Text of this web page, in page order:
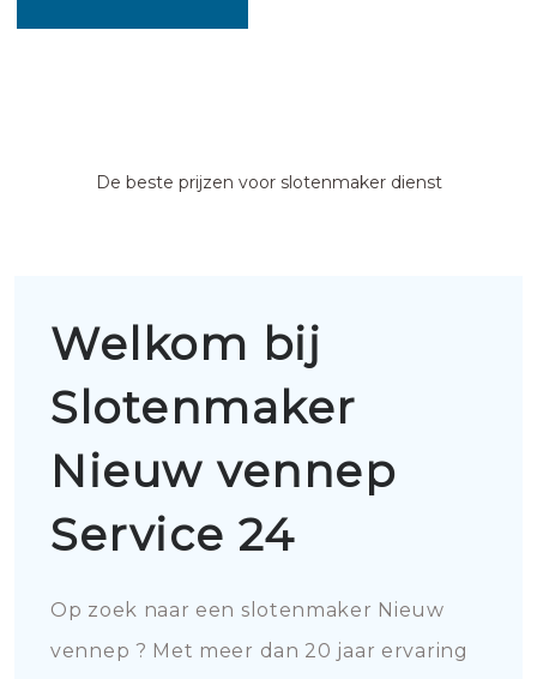
De beste prijzen voor slotenmaker dienst
Welkom bij
Slotenmaker
Nieuw vennep
Service 24
Op zoek naar een slotenmaker Nieuw
vennep ? Met meer dan 20 jaar ervaring